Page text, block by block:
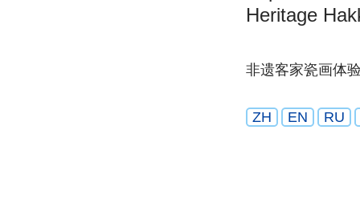
Heritage
非遗客家瓷画体
ZH EN RU